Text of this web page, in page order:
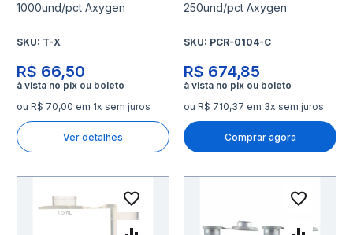
1000und/pct Axygen
SKU: T-X
R$ 66,50
ou R$ 70,00 em 1x sem juros
Ver detalhes
250und/pct Axygen
SKU: PCR-0104-C
R$ 674,85
ou R$ 710,37 em 3x sem juros
Comprar agora
Adicionar à lista de